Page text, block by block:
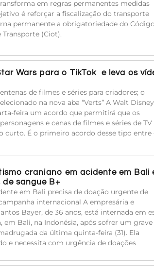
em regras permanentes medidas
é reforçar a fiscalização do transporte
permanente a obrigatoriedade do Código
(Ciot).
Wars para o TikTok e leva os
de filmes e séries para criadores; o
na nova aba “Verts” A Walt
feira um acordo que permitirá que os
e cenas de filmes e séries de TV
curto. É o primeiro acordo desse tipo entre
craniano em acidente em Bali
sangue B+
em Bali precisa de doação urgente de
internacional A empresária e
Bayer, de 36 anos, está internada em
em Bali, na Indonésia, após sofrer um grave
da última quinta-feira (31). Ela
e necessita com urgência de doações